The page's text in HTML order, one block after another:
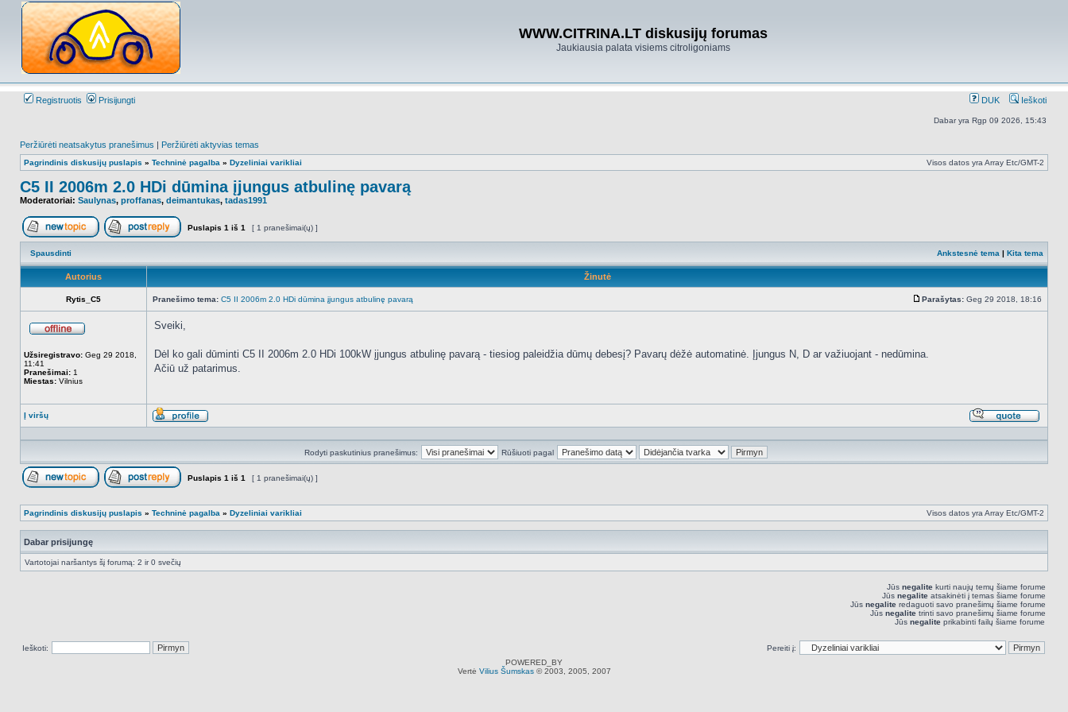
WWW.CITRINA.LT diskusijų forumas
Jaukiausia palata visiems citroligoniams
Registruotis Prisijungti DUK Ieškoti
Dabar yra Rgp 09 2026, 15:43
Peržiūrėti neatsakytus pranešimus | Peržiūrėti aktyvias temas
Pagrindinis diskusijų puslapis » Techninė pagalba » Dyzeliniai varikliai Visos datos yra Array Etc/GMT-2
C5 II 2006m 2.0 HDi dūmina įjungus atbulinę pavarą
Moderatoriai: Saulynas, proffanas, deimantukas, tadas1991
Naujos temos kūrimasAtsakyti į temą
Puslapis 1 iš 1 [ 1 pranešimai(ų) ]
Spausdinti Ankstesnė tema | Kita tema
Autorius Žinutė
Rytis_C5 Pranešimo tema: C5 II 2006m 2.0 HDi dūmina įjungus atbulinę pavarą
Standartinė
Parašytas: Geg 29 2018, 18:16
Užsiregistravo: Geg 29 2018,
11:41
Pranešimai: 1
Miestas: Vilnius
Sveiki,
Dėl ko gali dūminti C5 II 2006m 2.0 HDi 100kW įjungus atbulinę pavarą - tiesiog paleidžia dūmų debesį? Pavarų dėžė automatinė. Įjungus N, D ar važiuojant - nedūmina.
Ačiū už patarimus.
Į viršų
Aprašymas
Atsakyti
Rodyti paskutinius pranešimus:
Rūšiuoti pagal
Puslapis 1 iš 1 [ 1 pranešimai(ų) ]
Pagrindinis diskusijų puslapis » Techninė pagalba » Dyzeliniai varikliai Visos datos yra Array Etc/GMT-2
Dabar prisijungę
Vartotojai naršantys šį forumą: 2 ir 0 svečių
Jūs negalite kurti naujų temų šiame forume
Jūs negalite atsakinėti į temas šiame forume
Jūs negalite redaguoti savo pranešimų šiame forume
Jūs negalite trinti savo pranešimų šiame forume
Jūs negalite prikabinti failų šiame forume
Ieškoti:
Pereiti į:
POWERED_BY
Vertė Vilius Šumskas© 2003, 2005, 2007